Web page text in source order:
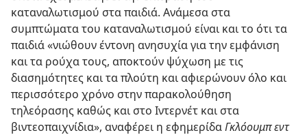
καταναλωτισμού στα παιδιά. Ανάμεσα στα
συμπτώματα του καταναλωτισμού είναι και το ότι τα
παιδιά «νιώθουν έντονη ανησυχία για την εμφάνιση
και τα ρούχα τους, αποκτούν ψύχωση με τις
διασημότητες και τα πλούτη και αφιερώνουν όλο και
περισσότερο χρόνο στην παρακολούθηση
τηλεόρασης καθώς και στο Ιντερνέτ και στα
βιντεοπαιχνίδια», αναφέρει η εφημερίδαΓκλόουμπ εντ